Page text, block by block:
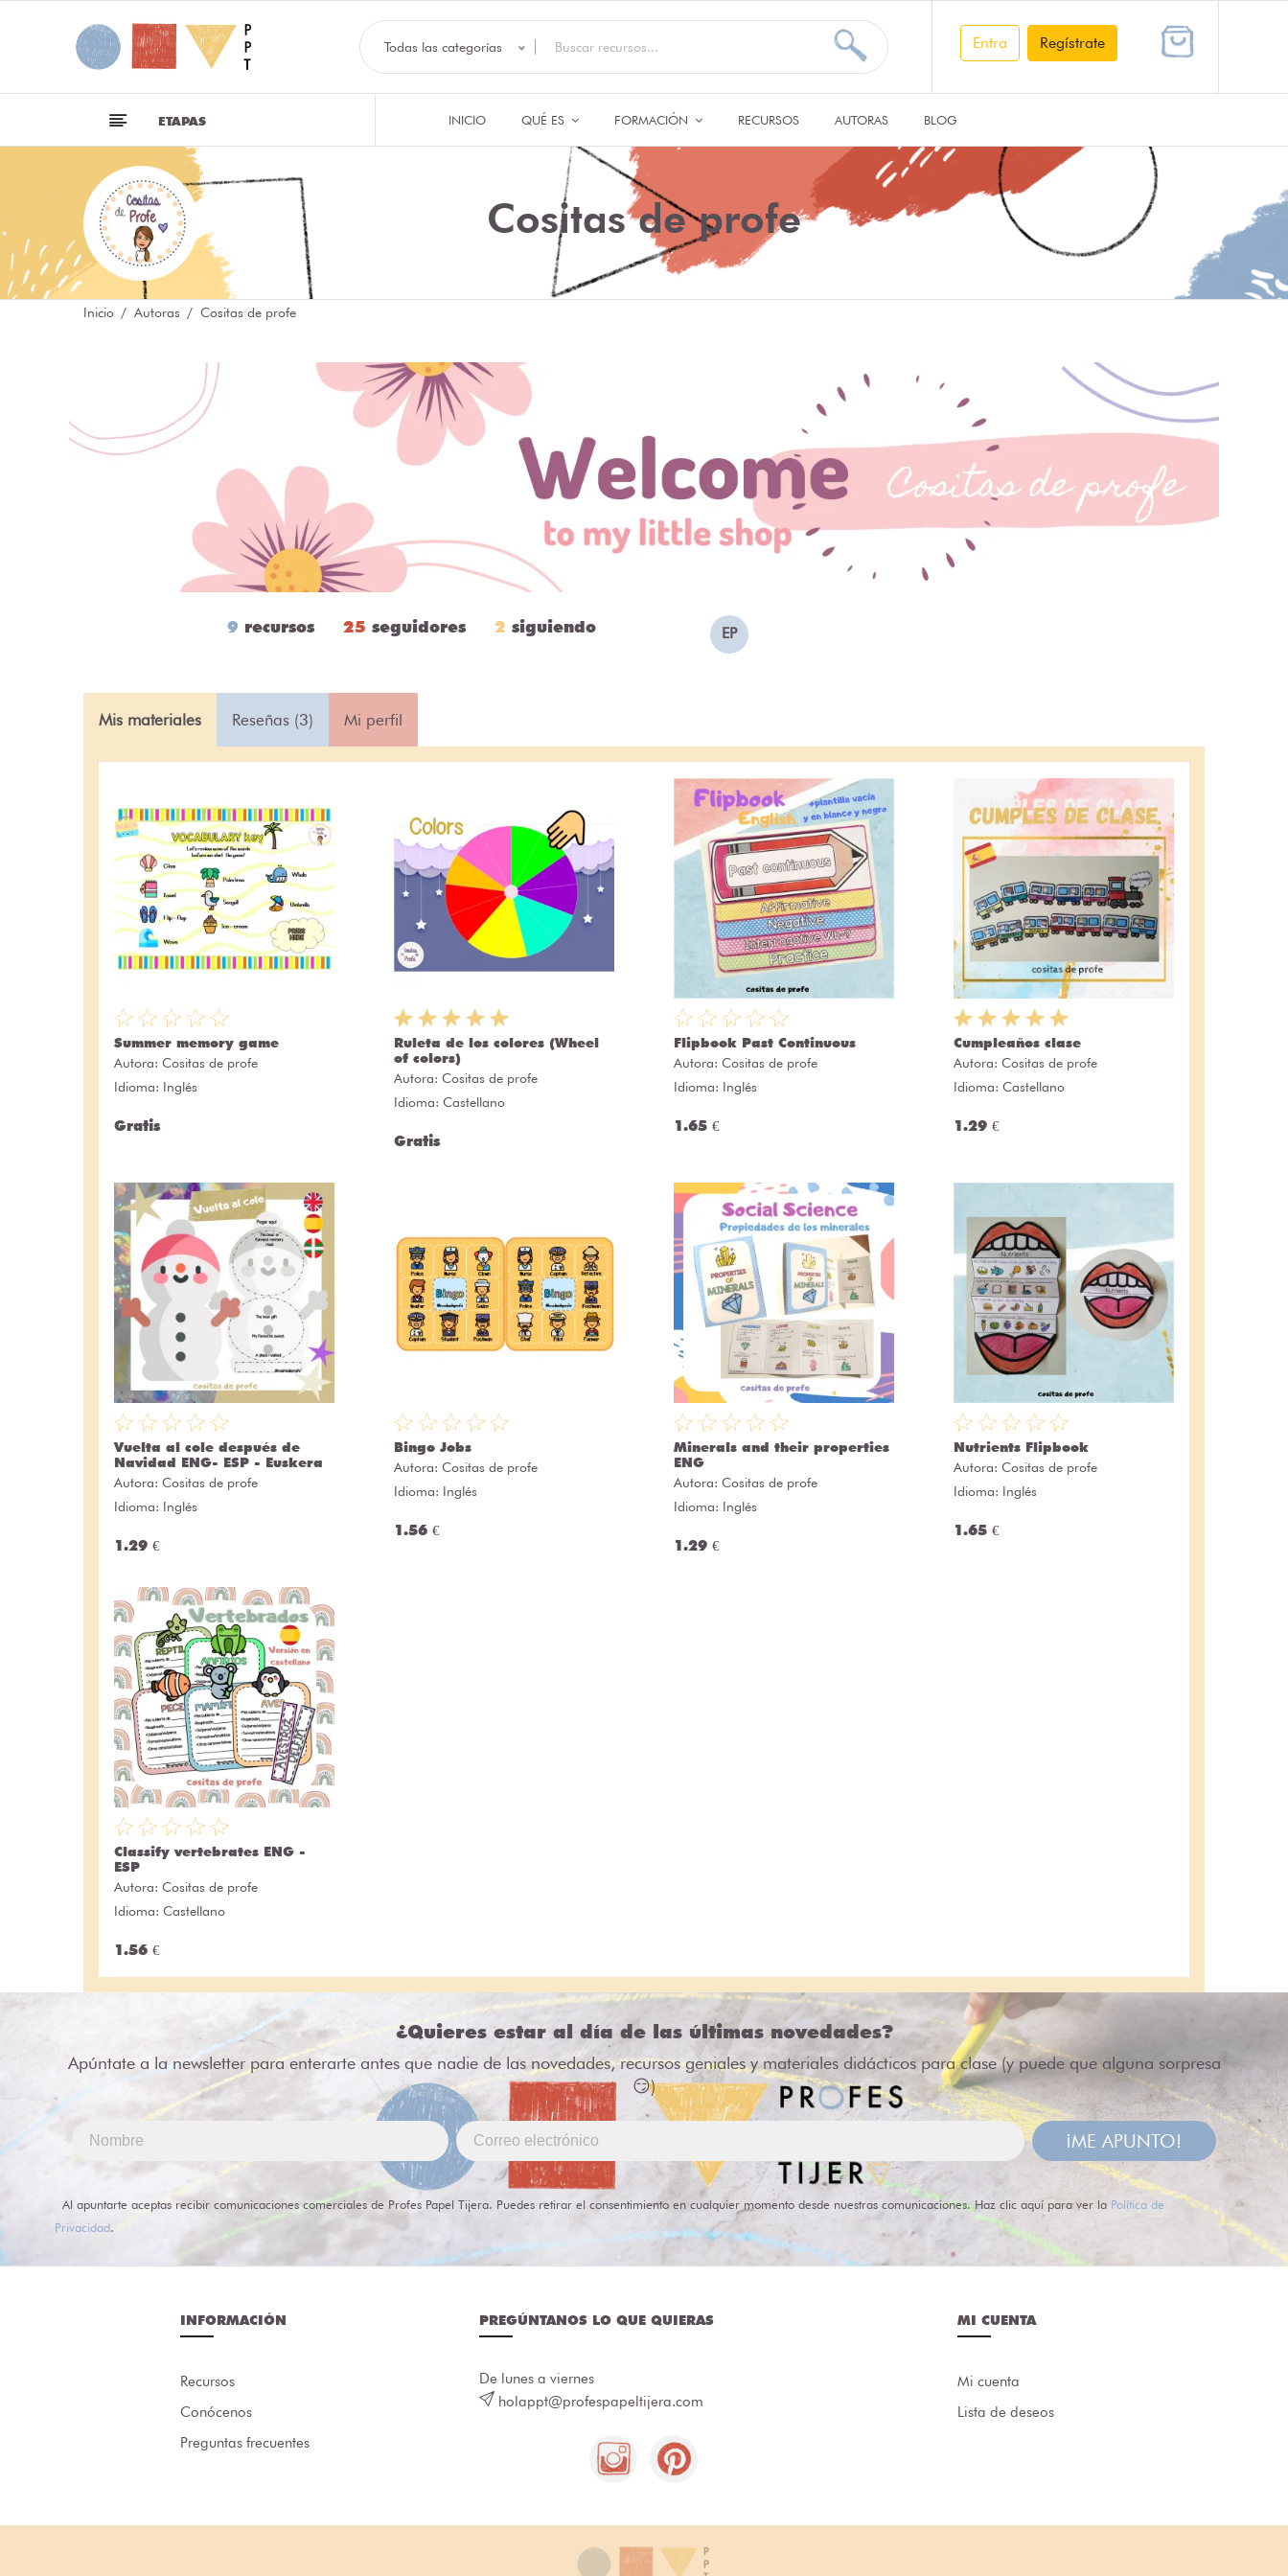
Todas las categorías Entra Regístrate
ETAPAS INICIO QUÉ ES FORMACIÓN RECURSOS AUTORAS BLOG
Cositas de profe
Inicio Autoras Cositas de profe
9 recursos 25 seguidores 2 siguiendo EP
Mis materiales Reseñas (3) Mi perfil
Summer memory game
Autora: Cositas de profe
Idioma: Inglés
Gratis
Ruleta de los colores (Wheel
of colors)
Autora: Cositas de profe
Idioma: Castellano
Gratis
Flipbook Past Continuous
Autora: Cositas de profe
Idioma: Inglés
1.65 €
Cumpleaños clase
Autora: Cositas de profe
Idioma: Castellano
1.29 €
Vuelta al cole después de
Navidad ENG- ESP - Euskera
Autora: Cositas de profe
Idioma: Inglés
1.29 €
Bingo Jobs
Autora: Cositas de profe
Idioma: Inglés
1.56 €
Minerals and their properties
ENG
Autora: Cositas de profe
Idioma: Inglés
1.29 €
Nutrients Flipbook
Autora: Cositas de profe
Idioma: Inglés
1.65 €
Classify vertebrates ENG -
ESP
Autora: Cositas de profe
Idioma: Castellano
1.56 €
¿Quieres estar al día de las últimas novedades?
Apúntate a la newsletter para enterarte antes que nadie de las novedades, recursos geniales y materiales didácticos para clase (y puede que alguna sorpresa
😏)
¡ME APUNTO!
Al apuntarte aceptas recibir comunicaciones comerciales de Profes Papel Tijera. Puedes retirar el consentimiento en cualquier momento desde nuestras comunicaciones. Haz clic aquí para ver la Política de
Privacidad.
INFORMACIÓN
Recursos
Conócenos
Preguntas frecuentes
PREGÚNTANOS LO QUE QUIERAS
De lunes a viernes
holappt@profespapeltijera.com
MI CUENTA
Mi cuenta
Lista de deseos